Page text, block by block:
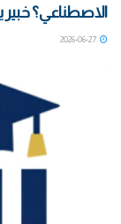
الاصطناعي؟